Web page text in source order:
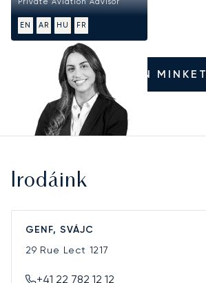
EN AR HU FR
HÍVJON MINKET
Irodáink
GENF, SVÁJC
29 Rue Lect 1217
+41 22 782 12 12